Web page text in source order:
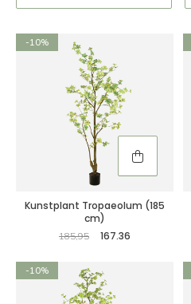
-10%
Kunstplant Tropaeolum (185
cm)
185,95 167.36
-10%